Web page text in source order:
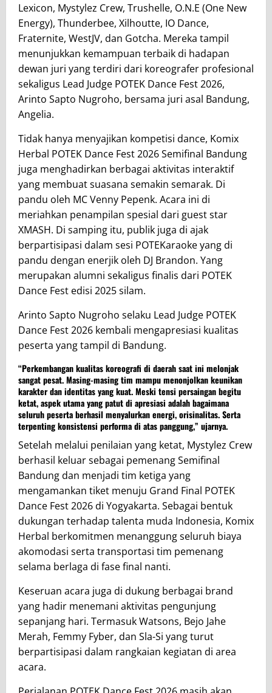
Lexicon, Mystylez Crew, Trushelle, O.N.E (One New
Energy), Thunderbee, Xilhoutte, IO Dance,
Fraternite, WestJV, dan Gotcha. Mereka tampil
menunjukkan kemampuan terbaik di hadapan
dewan juri yang terdiri dari koreografer profesional
sekaligus Lead Judge POTEK Dance Fest 2026,
Arinto Sapto Nugroho, bersama juri asal Bandung,
Angelia.
Tidak hanya menyajikan kompetisi dance, Komix
Herbal POTEK Dance Fest 2026 Semifinal Bandung
juga menghadirkan berbagai aktivitas interaktif
yang membuat suasana semakin semarak. Di
pandu oleh MC Venny Pepenk. Acara ini di
meriahkan penampilan spesial dari guest star
XMASH. Di samping itu, publik juga di ajak
berpartisipasi dalam sesi POTEKaraoke yang di
pandu dengan enerjik oleh DJ Brandon. Yang
merupakan alumni sekaligus finalis dari POTEK
Dance Fest edisi 2025 silam.
Arinto Sapto Nugroho selaku Lead Judge POTEK
Dance Fest 2026 kembali mengapresiasi kualitas
peserta yang tampil di Bandung.
“Perkembangan kualitas koreografi di daerah saat ini melonjak
sangat pesat. Masing-masing tim mampu menonjolkan keunikan
karakter dan identitas yang kuat. Meski tensi persaingan begitu
ketat, aspek utama yang patut di apresiasi adalah bagaimana
seluruh peserta berhasil menyalurkan energi, orisinalitas. Serta
terpenting konsistensi performa di atas panggung,” ujarnya.
Setelah melalui penilaian yang ketat, Mystylez Crew
berhasil keluar sebagai pemenang Semifinal
Bandung dan menjadi tim ketiga yang
mengamankan tiket menuju Grand Final POTEK
Dance Fest 2026 di Yogyakarta. Sebagai bentuk
dukungan terhadap talenta muda Indonesia, Komix
Herbal berkomitmen menanggung seluruh biaya
akomodasi serta transportasi tim pemenang
selama berlaga di fase final nanti.
Keseruan acara juga di dukung berbagai brand
yang hadir menemani aktivitas pengunjung
sepanjang hari. Termasuk Watsons, Bejo Jahe
Merah, Femmy Fyber, dan Sla-Si yang turut
berpartisipasi dalam rangkaian kegiatan di area
acara.